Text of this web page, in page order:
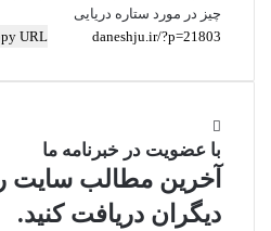
چیز در مورد ستاره دریایی
URL
با عضویت در خبرنامه ما
آخرین مطالب سایت
دیگران دریافت کنید.